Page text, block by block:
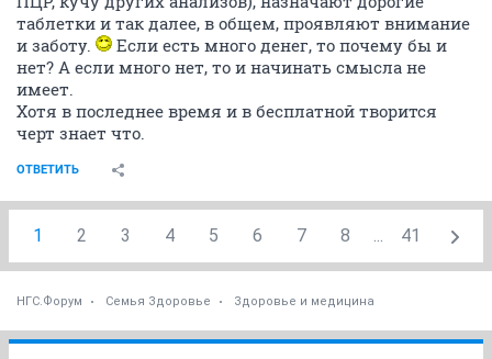
таблетки и так далее, в общем, проявляют внимание
и заботу.
Если есть много денег, то почему бы и
нет? А если много нет, то и начинать смысла не
имеет.
Хотя в последнее время и в бесплатной творится
черт знает что.
ОТВЕТИТЬ
1 2 3 4 5 6 7 8 ... 41
НГС.Форум Семья Здоровье Здоровье и медицина